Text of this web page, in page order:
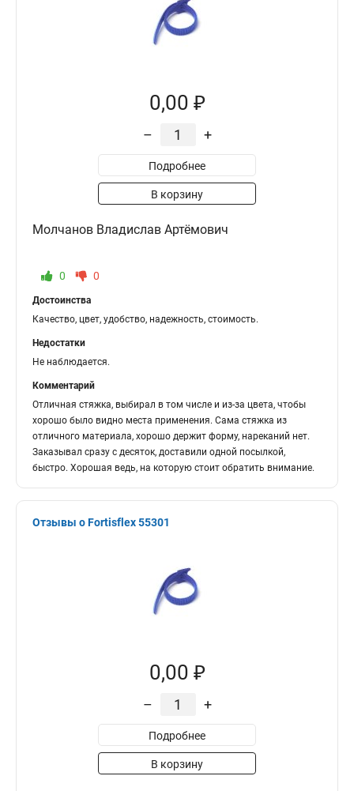
0,00 ₽
– +
Подробнее
В корзину
Молчанов Владислав Артёмович
0 0
Достоинства
Качество, цвет, удобство, надежность, стоимость.
Недостатки
Не наблюдается.
Комментарий
Отличная стяжка, выбирал в том числе и из-за цвета, чтобы
хорошо было видно места применения. Сама стяжка из
отличного материала, хорошо держит форму, нареканий нет.
Заказывал сразу с десяток, доставили одной посылкой,
быстро. Хорошая ведь, на которую стоит обратить внимание.
Отзывы о Fortisflex 55301
0,00 ₽
– +
Подробнее
В корзину